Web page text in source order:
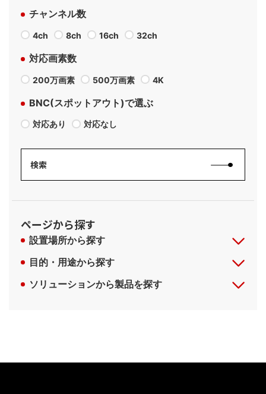
チャンネル数
4ch 8ch 16ch 32ch
対応画素数
200万画素 500万画素 4K
BNC(スポットアウト)で選ぶ
対応あり 対応なし
ページから探す
設置場所から探す
目的・用途から探す
ソリューションから製品を探す